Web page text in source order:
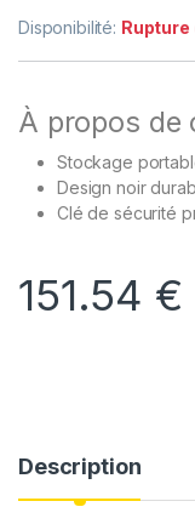
Disponibilité:
À propos de
Stockage
Design noir
Clé de sécurité
151.54 €
Description